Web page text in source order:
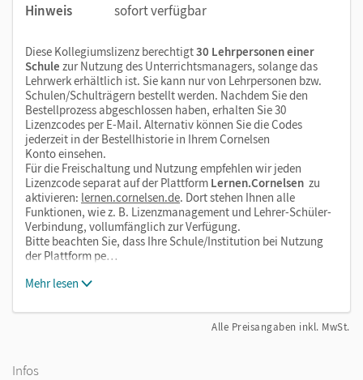
Hinweis
sofort verfügbar
Diese Kollegiumslizenz berechtigt30 Lehrpersonen einer
Schule zur Nutzung des Unterrichtsmanagers, solange das
Lehrwerk erhältlich ist. Sie kann nur von Lehrpersonen bzw.
Schulen/Schulträgern bestellt werden. Nachdem Sie den
Bestellprozess abgeschlossen haben, erhalten Sie 30
Lizenzcodes per E-Mail. Alternativ können Sie die Codes
jederzeit in der Bestellhistorie in Ihrem Cornelsen
Konto einsehen.
Für die Freischaltung und Nutzung empfehlen wir jeden
Lizenzcode separat auf der Plattform Lernen.Cornelsen zu
aktivieren: lernen.cornelsen.de. Dort stehen Ihnen alle
Funktionen, wie z. B. Lizenzmanagement und Lehrer-Schüler-
Verbindung, vollumfänglich zur Verfügung.
Bitte beachten Sie, dass Ihre Schule/Institution bei Nutzung
der Plattform pe…
Mehr lesen
Alle Preisangaben inkl. MwSt.
Infos